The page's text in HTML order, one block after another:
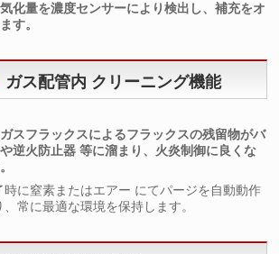
化量を濃度センサーにより検出し、補充をオ
す。
ガス配管内 クリーニング機能
スフラックスによるフラックスの残留物がバ
逆火防止器 等に溜まり、火炎制御に良くな
時に窒素またはエアー にてパージを自動動作
常に最適な環境を保持します。